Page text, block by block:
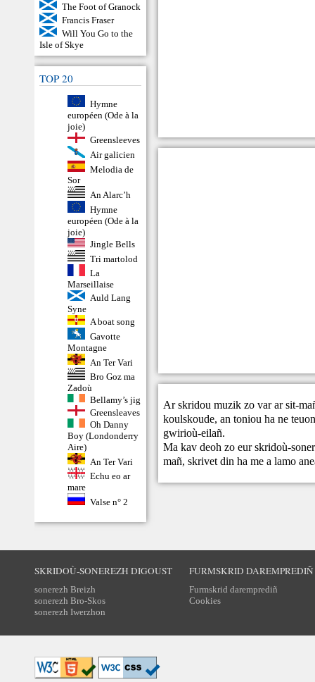
The Foot of Granock
Francis Fraser
Will You Go to the
Isle of Skye
TOP 20
Hymne
européen (Ode à la
joie)
Greensleeves
Air galicien
Melodia de
Sor
An Alarc’h
Hymne
européen (Ode à la
joie)
Jingle Bells
Tri martolod
La
Marseillaise
Auld Lang
Syne
A boat song
Gavotte
Montagne
An Ter Vari
Bro Goz ma
Zadoù
Bellamy’s jig
Greensleaves
Oh Danny
Boy (Londonderry
Aire)
An Ter Vari
Echu eo ar
mare
Valse n° 2
Ar skridou muzik zo var ar sit-
koulskoude, an toniou ha ne
gwirioù-eilañ.
Ma kav deoh zo eur skridoù-
mañ,skrivet din ha me a lamo
SKRIDOÙ-SONEREZH DIGOUST
sonerezh Breizh
sonerezh Bro-Skos
sonerezh Iwerzhon
FURMSKRID DAREMPREDIÑ
Furmskrid daremprediñ
Cookies